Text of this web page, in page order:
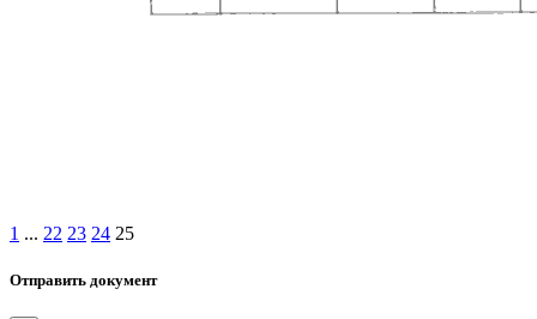
1 ... 22 23 24 25
Отправить документ